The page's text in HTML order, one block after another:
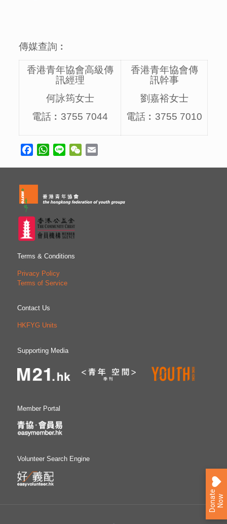
傳媒查詢︰
香港青年協會高級傳
訊經理
何詠筠女士
電話︰3755 7044
香港青年協會傳
訊幹事
劉嘉裕女士
電話︰3755 7010
FacebookWhatsApp
Line WeChat
Terms & Conditions
Privacy Policy
Terms of Service
Contact Us
HKFYG Units
Supporting Media
Member Portal
Volunteer Search Engine
D
o
n
at
e
N
ow